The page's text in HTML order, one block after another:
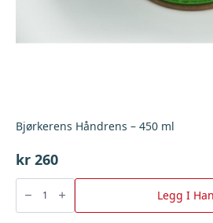
Bjørkerens Håndrens – 450 ml
kr 260
Bjørkerens
Håndrens
450
Legg I